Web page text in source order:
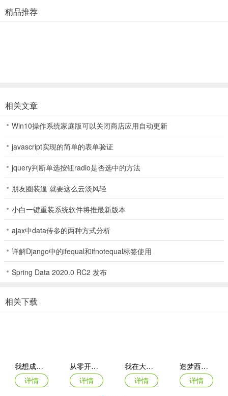
斩敌于胯下、万人征战的刺激，每个人都有机会感受，为众勇士心驰
神往的战之传奇，此番每位玩家都将有机会体验！
还是钟情于操控法师炫目而变幻无穷的法术神力，亦或是追求道士那
实的体验呈现在你的面前。而每个职业所拥有的独特定位，更是将作
战技能的展现和操控推升至又一个绚丽无比的顶点，而这些都将由你
另外，在《赤月龙城》中，玩家们能感受到的不仅仅是正宗的传奇风
格，同时诸多别具匠心的丰富玩法设计更是能叫热爱战斗的勇士欲罢
霸，以及与成长息息相关的酷炫光翼、至尊兵魂和神戒等玩法，都将
发，在缤纷精彩的玩法中，在与妖魔的殊死搏斗中，体验一回最爽、
最过瘾的PK战斗，感受焕然一新的传奇领域！
玩一个游戏，首先要明确自己的定位和目标，是想去争第一呢？还是
少走些弯路，真正适合自己的路，是要在游戏中不断体会出来的：
游戏系统及架构
精品推荐
相关文章
Win10操作系统家庭版可以关闭商店应用自动更新
javascript实现的简单的表单验证
jquery判断单选按钮radio是否选中的方法
朋友圈装逼 就要这么云淡风轻
小白一键重装系统软件将推最新版本
ajax中data传参的两种方式分析
详解Django中的ifequal和ifnotequal标签使用
Spring Data 2020.0 RC2 发布
相关下载
我想成为影之强者国际服最新版本
详情
从零开始：结束
详情
我在大清当皇帝折扣端
详情
造梦西游ol腾讯版
详情